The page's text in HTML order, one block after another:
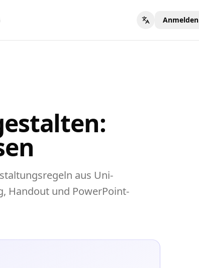
Anmelden
aus Uni-
Handout und PowerPoint-